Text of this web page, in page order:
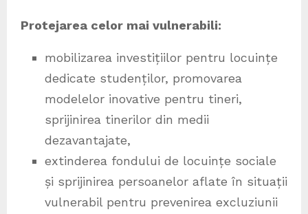
Protejarea celor mai vulnerabili:
mobilizarea investițiilor pentru locuințe
dedicate studenților, promovarea
modelelor inovative pentru tineri,
sprijinirea tinerilor din medii
dezavantajate,
extinderea fondului de locuințe sociale
și sprijinirea persoanelor aflate în situații
vulnerabil pentru prevenirea excluziunii